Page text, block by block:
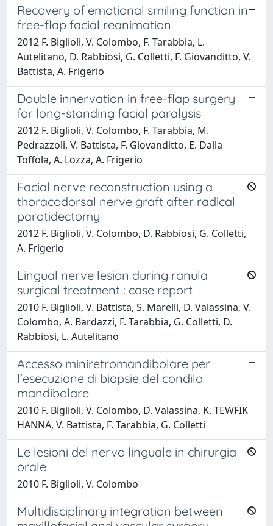
Recovery of emotional smiling function in
free-flap facial reanimation
2012 F. Biglioli, V. Colombo, F. Tarabbia, L.
Autelitano, D. Rabbiosi, G. Colletti, F. Giovanditto, V.
Battista, A. Frigerio
Double innervation in free-flap surgery
for long-standing facial paralysis
2012 F. Biglioli, V. Colombo, F. Tarabbia, M.
Pedrazzoli, V. Battista, F. Giovanditto, E. Dalla
Toffola, A. Lozza, A. Frigerio
Facial nerve reconstruction using a
thoracodorsal nerve graft after radical
parotidectomy
2012 F. Biglioli, V. Colombo, D. Rabbiosi, G. Colletti,
A. Frigerio
Lingual nerve lesion during ranula
surgical treatment : case report
2010 F. Biglioli, V. Battista, S. Marelli, D. Valassina, V.
Colombo, A. Bardazzi, F. Tarabbia, G. Colletti, D.
Rabbiosi, L. Autelitano
Accesso miniretromandibolare per
l’esecuzione di biopsie del condilo
mandibolare
2010 F. Biglioli, V. Colombo, D. Valassina, K. TEWFIK
HANNA, V. Battista, F. Tarabbia, G. Colletti
Le lesioni del nervo linguale in chirurgia
orale
2010 F. Biglioli, V. Colombo
Multidisciplinary integration between